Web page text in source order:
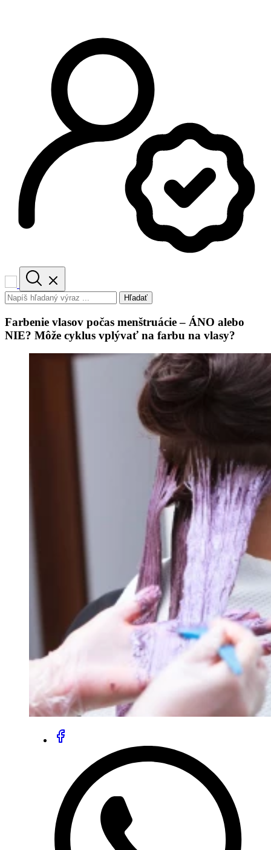
Hľadať
Farbenie vlasov počas menštruácie – ÁNO alebo
NIE? Môže cyklus vplývať na farbu na vlasy?